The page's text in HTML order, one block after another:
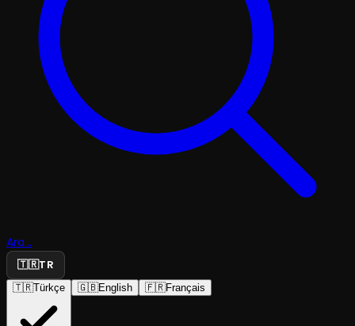
Ara...
🇹🇷TR
🇹🇷Türkçe 🇬🇧English 🇫🇷Français